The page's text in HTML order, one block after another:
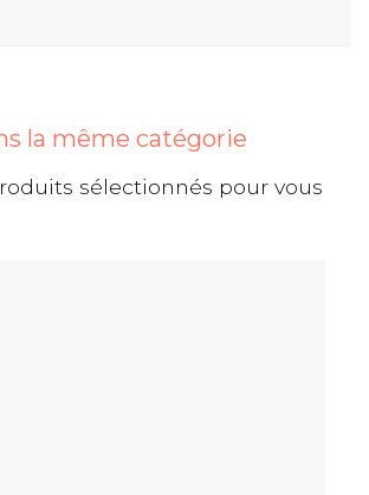
la même catégorie
sélectionnés pour vous